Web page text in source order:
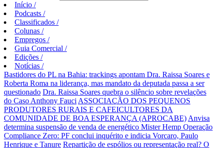
Início /
Podcasts /
Classificados /
Colunas /
Empregos /
Guia Comercial /
Edições /
Notícias /
Bastidores do PL na Bahia: trackings apontam Dra. Raissa Soares e
Roberta Roma na liderança, mas mandato da deputada passa a ser
questionado Dra. Raissa Soares quebra o silêncio sobre revelações
do Caso Anthony Fauci ASSOCIAÇÃO DOS PEQUENOS
PRODUTORES RURAIS E CAFEICULTORES DA
COMUNIDADE DE BOA ESPERANÇA (APROCABE) Anvisa
determina suspensão de venda de energético Mister Hemp Operação
Compliance Zero: PF conclui inquérito e indicia Vorcaro, Paulo
Henrique e Tanure Repartição de espólios ou representação real? O